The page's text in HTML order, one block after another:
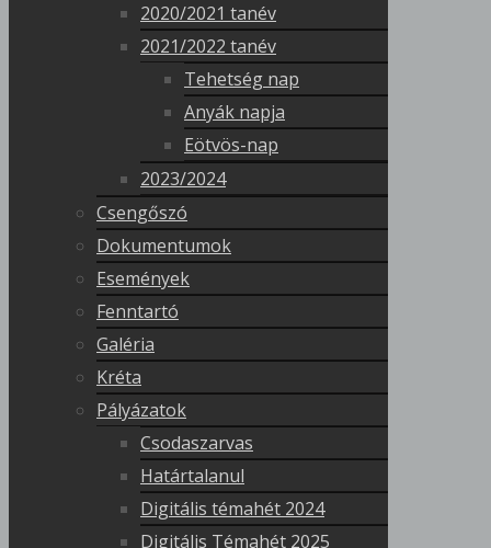
2020/2021 tanév
2021/2022 tanév
Tehetség nap
Anyák napja
Eötvös-nap
2023/2024
Csengőszó
Dokumentumok
Események
Fenntartó
Galéria
Kréta
Pályázatok
Csodaszarvas
Határtalanul
Digitális témahét 2024
Digitális Témahét 2025